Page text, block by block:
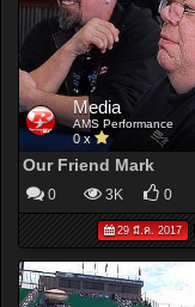
Media
AMS Performance
0 x
Our Friend Mark
0 3K 0
29 มี.ค. 2017